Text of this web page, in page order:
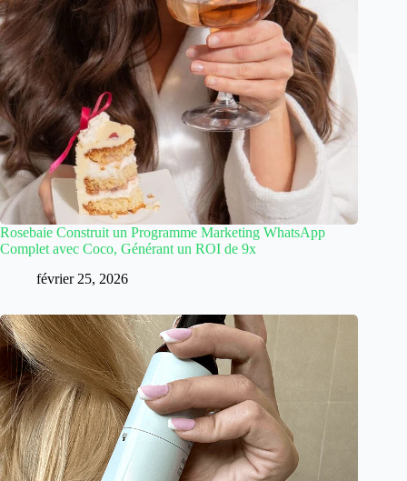
Rosebaie Construit un Programme Marketing WhatsApp
Complet avec Coco, Générant un ROI de 9x
février 25, 2026